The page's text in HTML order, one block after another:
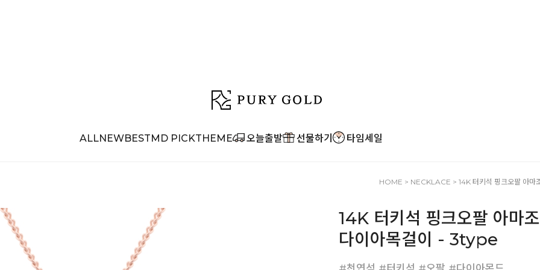
ALLNEWBESTMD PICKTHEME 오늘출발 선물하기 타임세일
HOME > NECKLACE > 14K 터키석 핑크오팔 아
14K 터키석 핑크오팔 아마
다이아목걸이 - 3type